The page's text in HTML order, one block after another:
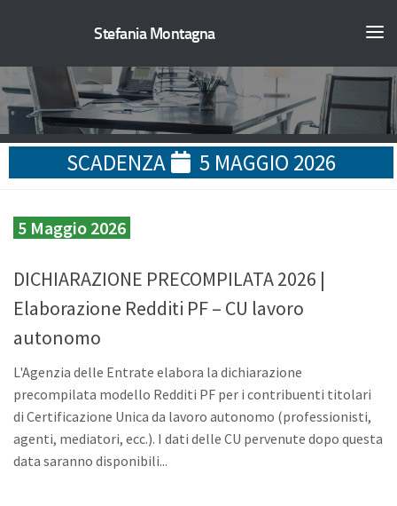
Stefania Montagna
SCADENZA 5 MAGGIO 2026
5 Maggio 2026
DICHIARAZIONE PRECOMPILATA 2026 |
Elaborazione Redditi PF – CU lavoro
autonomo
L'Agenzia delle Entrate elabora la dichiarazione
precompilata modello Redditi PF per i contribuenti titolari
di Certificazione Unica da lavoro autonomo (professionisti,
agenti, mediatori, ecc.). I dati delle CU pervenute dopo questa
data saranno disponibili...